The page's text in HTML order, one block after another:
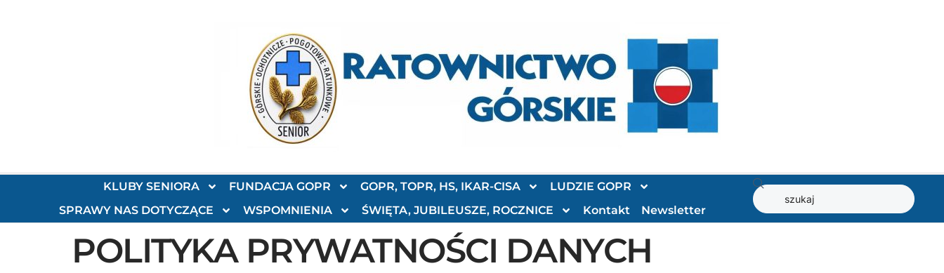
KLUBY SENIORA FUNDACJA GOPR GOPR, TOPR, HS, IKAR-CISA
LUDZIE GOPR
SPRAWY NAS DOTYCZĄCE
WSPOMNIENIA ŚWIĘTA, JUBILEUSZE, ROCZNICE Kontakt Newsletter
POLITYKA PRYWATNOŚCI DANYCH